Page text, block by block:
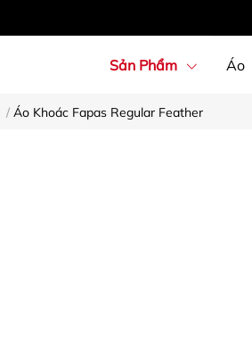
Sản Phẩm Áo
/ Áo Khoác Fapas Regular Feather